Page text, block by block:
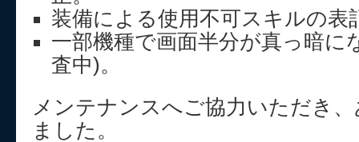
装備による使用不可スキルの表
一部機種で画面半分が真っ暗に
査中)。
メンテナンスへご協力いただき
ました。